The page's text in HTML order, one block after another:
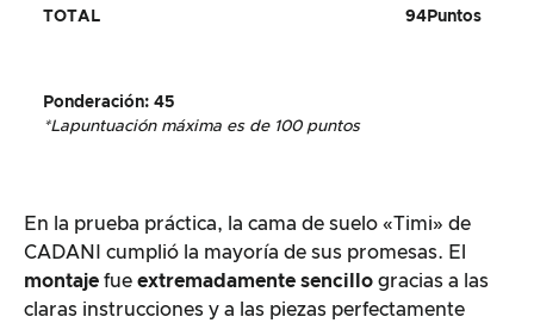
TOTAL 94 Puntos
Ponderación: 45
*Lapuntuación máxima es de 100 puntos
En la prueba práctica, la cama de suelo «Timi» de
CADANI cumplió la mayoría de sus promesas. El
montaje fue extremadamente sencillo gracias a las
claras instrucciones y a las piezas perfectamente